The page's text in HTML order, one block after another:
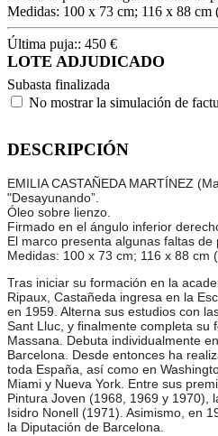
Medidas: 100 x 73 cm; 116 x 88 cm
Última puja:: 450 €
LOTE ADJUDICADO
Subasta finalizada
No mostrar la simulación de
DESCRIPCIÓN
EMILIA CASTAÑEDA MARTÍNEZ
"Desayunando”.
Óleo sobre lienzo.
Firmado en el ángulo inferior
El marco presenta algunas faltas de
Medidas: 100 x 73 cm; 116 x 88 cm
Tras iniciar su formación en la
Ripaux, Castañeda ingresa en la
en 1959. Alterna sus estudios con
Sant Lluc, y finalmente completa su
Massana. Debuta individualmente
Barcelona. Desde entonces ha
toda España, así como en
Miami y Nueva York. Entre sus
Pintura Joven (1968, 1969 y 1970),
Isidro Nonell (1971). Asimismo, en
la Diputación de Barcelona.